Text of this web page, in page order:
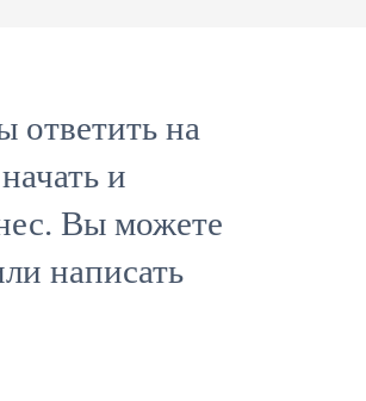
ответить на
и
Вы можете
написать